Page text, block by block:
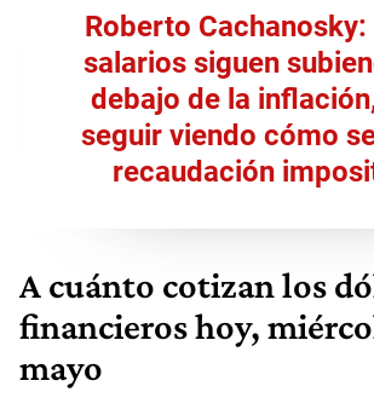
Roberto Cachanosky:
salarios siguen
debajo de la
seguir viendo cómo
recaudación
A cuánto cotizan los
financieros hoy,
mayo